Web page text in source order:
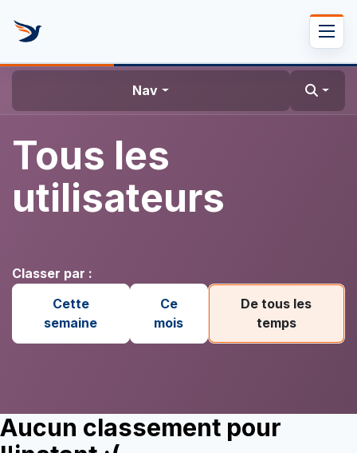
Nav
Tous les
utilisateurs
Classer par :
Cette
semaine
Ce
mois
De tous les
temps
Aucun classement pour